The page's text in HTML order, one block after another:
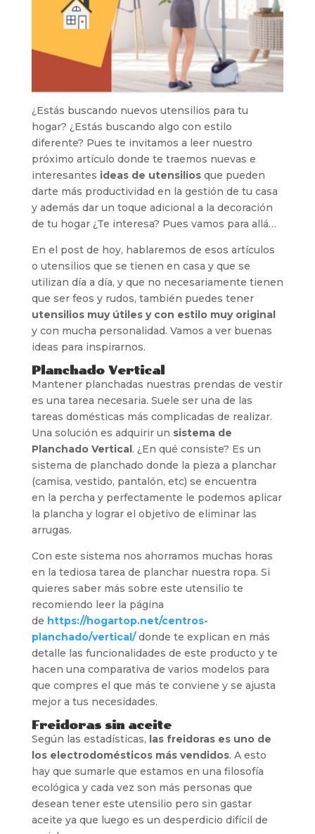
¿Estás buscando nuevos utensilios para tu
hogar? ¿Estás buscando algo con estilo
diferente? Pues te invitamos a leer nuestro
próximo artículo donde te traemos nuevas e
interesantes ideas de utensiliosque pueden
darte más productividad en la gestión de tu casa
y además dar un toque adicional a la decoración
de tu hogar ¿Te interesa? Pues vamos para allá…
En el post de hoy, hablaremos de esos artículos
o utensilios que se tienen en casa y que se
utilizan día a día, y que no necesariamente tienen
que ser feos y rudos, también puedes tener
utensilios muy útiles y con estilo muy original
y con mucha personalidad. Vamos a ver buenas
ideas para inspirarnos.
Planchado Vertical
Mantener planchadas nuestras prendas de vestir
es una tarea necesaria. Suele ser una de las
tareas domésticas más complicadas de realizar.
Una solución es adquirir un sistema de
Planchado Vertical. ¿En qué consiste? Es un
sistema de planchado donde la pieza a planchar
(camisa, vestido, pantalón, etc) se encuentra
en la percha y perfectamente le podemos aplicar
la plancha y lograr el objetivo de eliminar las
arrugas.
Con este sistema nos ahorramos muchas horas
en la tediosa tarea de planchar nuestra ropa. Si
quieres saber más sobre este utensilio te
recomiendo leer la página
de https://hogartop.net/centros-
planchado/vertical/donde te explican en más
detalle las funcionalidades de este producto y te
hacen una comparativa de varios modelos para
que compres el que más te conviene y se ajusta
mejor a tus necesidades.
Freidoras sin aceite
Según las estadísticas, las freidoras es uno de
los electrodomésticos más vendidos. A esto
hay que sumarle que estamos en una filosofía
ecológica y cada vez son más personas que
desean tener este utensilio pero sin gastar
aceite ya que luego es un desperdicio difícil de